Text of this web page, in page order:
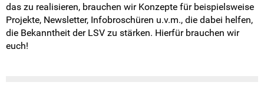
das zu realisieren, brauchen wir Konzepte für beispielsweise
Projekte, Newsletter, Infobroschüren u.v.m., die dabei helfen,
die Bekanntheit der LSV zu stärken. Hierfür brauchen wir
euch!